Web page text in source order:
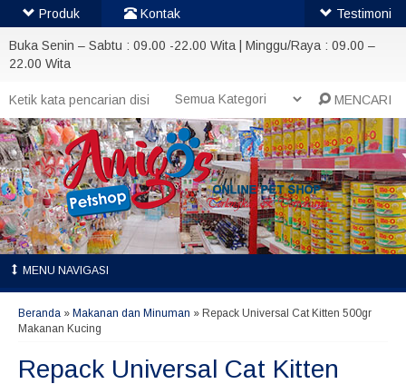
Buka Senin – Sabtu : 09.00 -22.00 Wita | Minggu/Raya : 09.00 –
22.00 Wita
MENCARI
MENU NAVIGASI
Beranda » Makanan dan Minuman » Repack Universal Cat Kitten 500gr
Makanan Kucing
Repack Universal Cat Kitten
Produk Kontak Testimoni